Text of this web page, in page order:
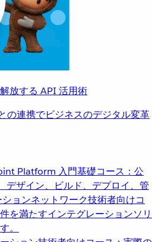
放する API 活用術
連携でビジネスのデジタル変革
Platform 入門基礎コース：公
デザイン、ビルド、デプロイ、管
ョンネットワーク技術者向けコ
を満たすインテグレーションソリ
。